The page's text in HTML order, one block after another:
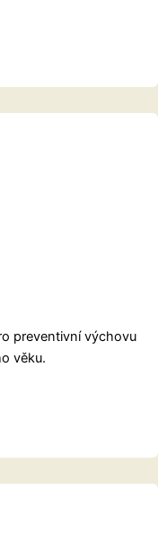
preventivní výchovu
věku.